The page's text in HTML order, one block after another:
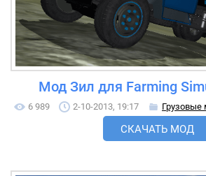
Мод Зил для Farming
6 989 2-10-2013, 19:17
СКАЧАТЬ МОД